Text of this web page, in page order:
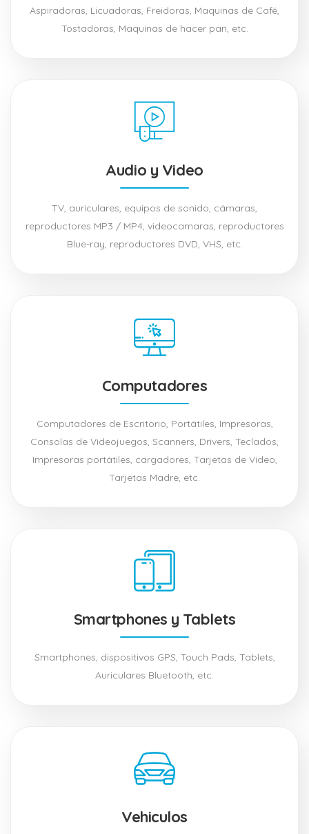
Aspiradoras, Licuadoras, Freidoras, Maquinas de Café,
Tostadoras, Maquinas de hacer pan, etc.
Audio y Video
TV, auriculares, equipos de sonido, cámaras,
reproductores MP3 / MP4, videocamaras, reproductores
Blue-ray, reproductores DVD, VHS, etc.
Computadores
Computadores de Escritorio, Portátiles, Impresoras,
Consolas de Videojuegos, Scanners, Drivers, Teclados,
Impresoras portátiles, cargadores, Tarjetas de Video,
Tarjetas Madre, etc.
Smartphones y Tablets
Smartphones, dispositivos GPS, Touch Pads, Tablets,
Auriculares Bluetooth, etc.
Vehiculos